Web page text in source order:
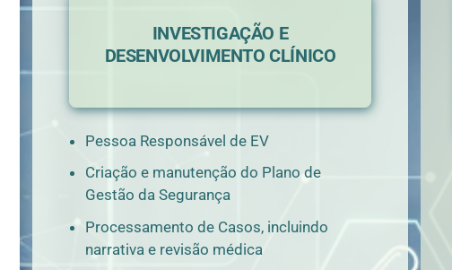
INVESTIGAÇÃO E
DESENVOLVIMENTO CLÍNICO
Pessoa Responsável de EV
Criação e manutenção do Plano de
Gestão da Segurança
Processamento de Casos, incluindo
narrativa e revisão médica